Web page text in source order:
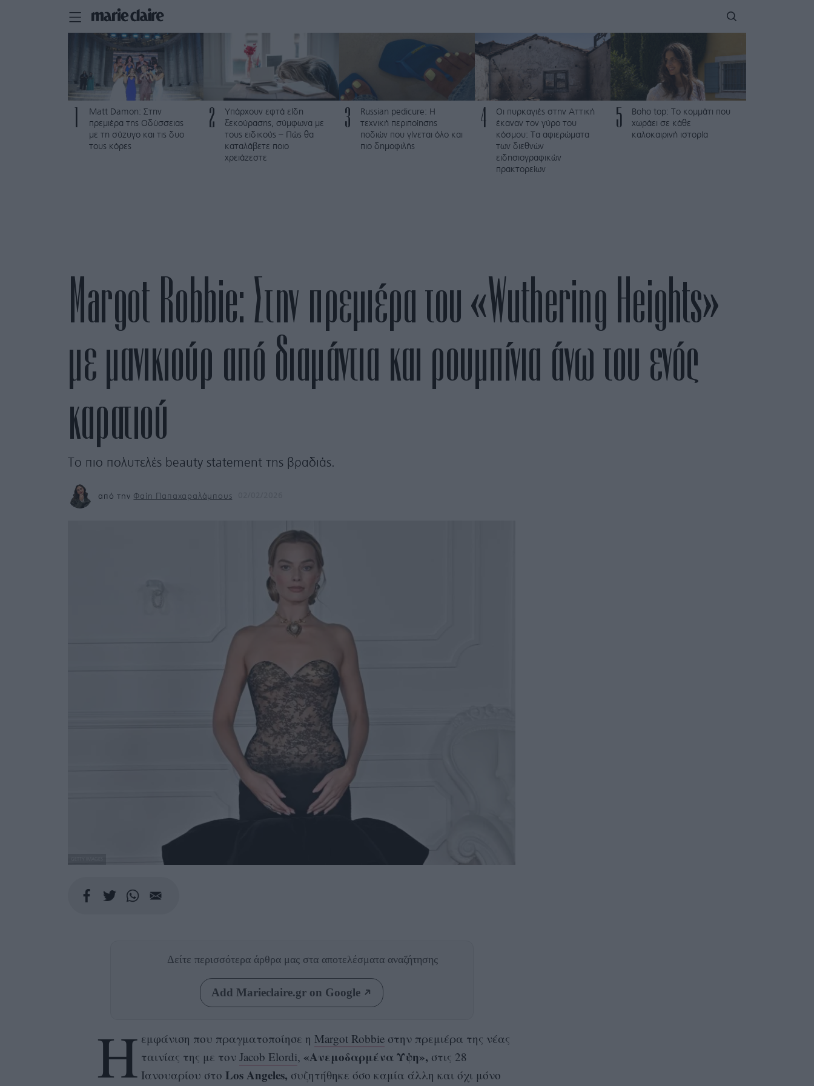
Matt Damon: Στην
πρεμιέρα της Οδύσσειας
με τη σύζυγο και τις δυο
τους κόρες
2
Υπάρχουν εφτά είδη
ξεκούρασης, σύμφωνα με
τους ειδικούς – Πώς θα
καταλάβετε ποιο
χρειάζεστε
3
Russian pedicure: Η
τεχνική περιποίησης
ποδιών που γίνεται όλο και
πιο δημοφιλής
4
Οι πυρκαγιές στην Αττική
έκαναν τον γύρο του
κόσμου: Τα αφιερώματα
των διεθνών
ειδησιογραφικών
πρακτορείων
5
Boho top: Το κομμάτι που
χωράει σε κάθε
καλοκαιρινή ιστορία
Margot Robbie: Στην πρεμιέρα του «Wuthering Heights»
με μανικιούρ από διαμάντια και ρουμπίνια άνω του ενός
καρατιού
Το πιο πολυτελές beauty statement της βραδιάς.
από την Φαίη Παπαχαραλάμπους
Δείτε περισσότερα άρθρα μας στα αποτελέσματα αναζήτησης
Add Marieclaire.gr on Google
H εμφάνιση που πραγματοποίησε η Margot Robbie στην πρεμιέρα της νέας
ταινίας της με τονJacob Elordi, «Ανεμοδαρμένα Ύψη», στις 28
Ιανουαρίου στο Los Angeles, συζητήθηκε όσο καμία άλλη και όχι μόνο